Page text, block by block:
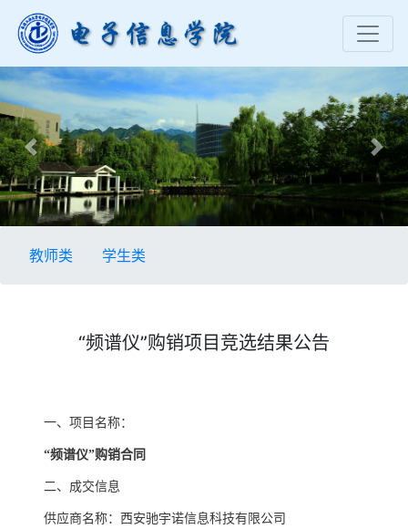
Previous Next
教师类 学生类
“频谱仪”购销项目竞选结果公告
一、项目名称：
“频谱仪”购销合同
二、成交信息
供应商名称：西安驰宇诺信息科技有限公司